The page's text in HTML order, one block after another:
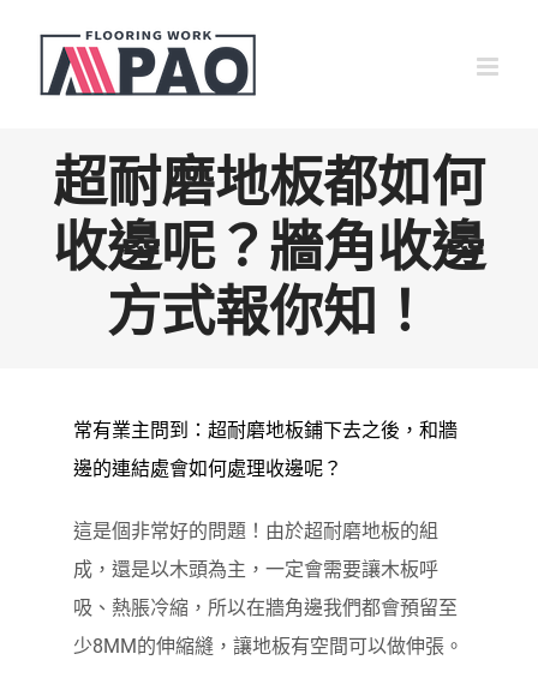
content
超耐磨地板都如何
收邊呢？牆角收邊
方式報你知！
常有業主問到：超耐磨地板鋪下去之後，和牆
邊的連結處會如何處理收邊呢？
這是個非常好的問題！由於超耐磨地板的組
成，還是以木頭為主，一定會需要讓木板呼
吸、熱脹冷縮，所以在牆角邊我們都會預留至
少8MM的伸縮縫，讓地板有空間可以做伸張。